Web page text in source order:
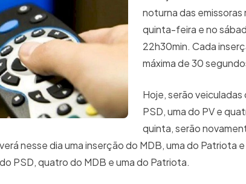
noturna das
quinta-feira e no
22h30min. Cada
máxima de 30
Hoje, serão
PSD, uma do PV e
quinta, serão
nesse dia uma inserção do MDB, uma do Patriota
PSD, quatro do MDB e uma do Patriota.